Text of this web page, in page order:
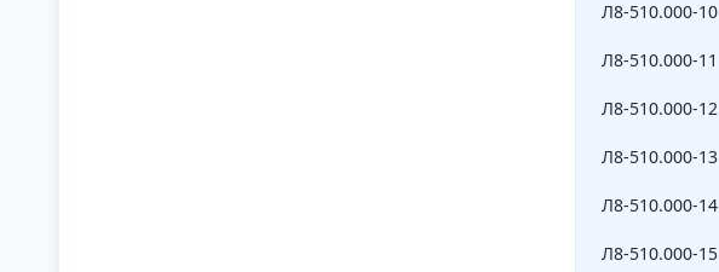
Л8-510.000-10
Л8-510.000-11
Л8-510.000-12
Л8-510.000-13
Л8-510.000-14
Л8-510.000-15